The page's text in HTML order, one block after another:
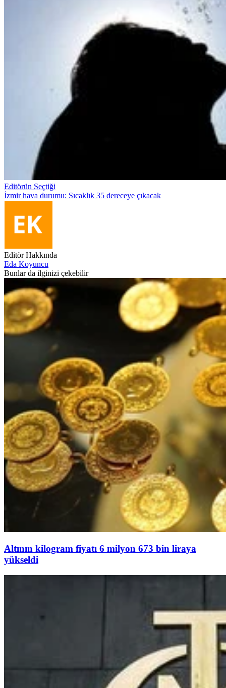
Editörün Seçtiği
İzmir hava durumu: Sıcaklık 35 dereceye çıkacak
Editör Hakkında
Eda Koyuncu
Bunlar da ilginizi çekebilir
Altının kilogram fiyatı 6 milyon 673 bin liraya
yükseldi